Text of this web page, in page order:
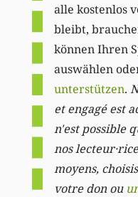
alle kostenlos
bleibt,
können Ihren
auswählen
unterstützen.
et engagé est
n'est possible
nos
moyens,
votre don ou